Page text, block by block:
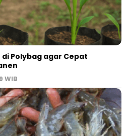
Polybag agar Cepat
WIB